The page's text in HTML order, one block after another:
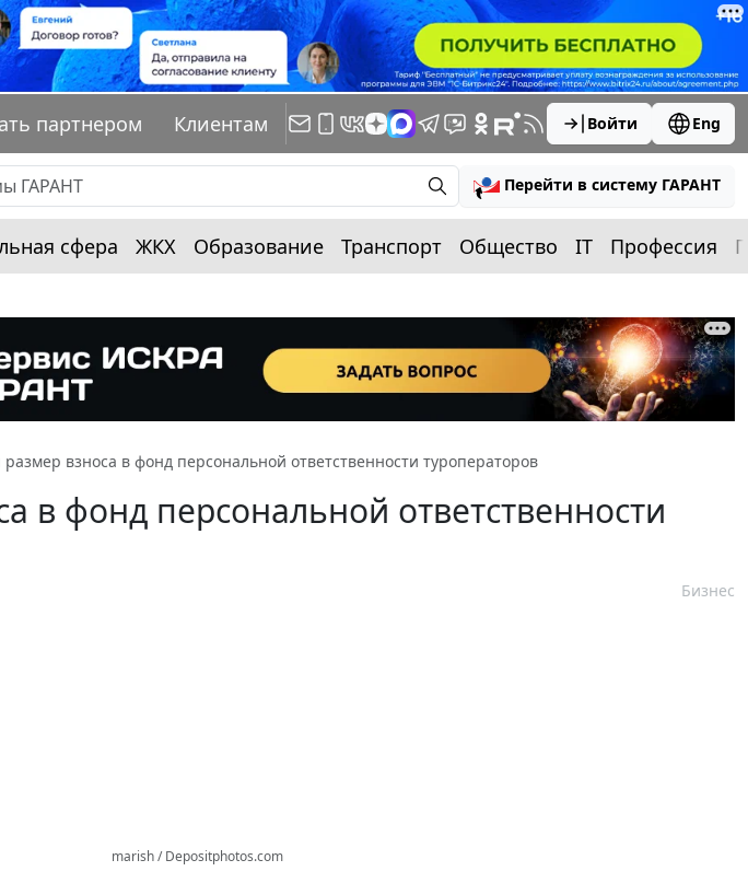
партнером Клиентам Войти Eng
Перейти в систему ГАРАНТ
сфера ЖКХ Образование Транспорт Общество IT Профессия
взноса в фонд персональной ответственности туроператоров
в фонд персональной ответственности
Бизнес
marish / Depositphotos.com